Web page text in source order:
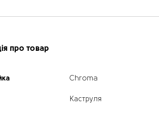
про товар
Chroma
Каструля